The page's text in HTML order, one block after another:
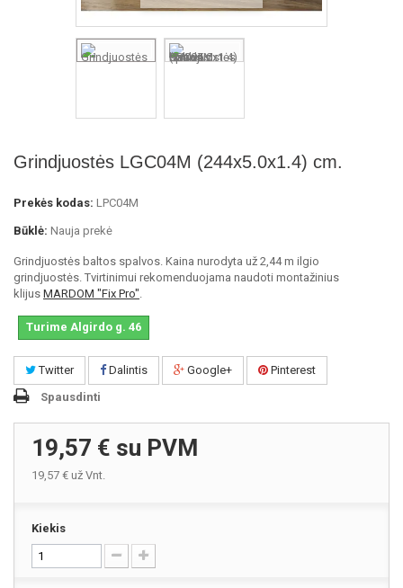
Grindjuostės LGC04M (244x5.0x1.4) cm.
Prekės kodas: LPC04M
Būklė: Nauja prekė
Grindjuostės baltos spalvos. Kaina nurodyta už 2,44 m ilgio
grindjuostės. Tvirtinimui rekomenduojama naudoti montažinius
klijus MARDOM "Fix Pro".
Turime Algirdo g. 46
Twitter Dalintis Google+
Pinterest
Spausdinti
19,57 € su PVM
19,57 € už Vnt.
Kiekis